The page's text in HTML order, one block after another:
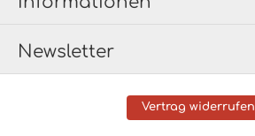
Newsletter
Vertrag widerrufen